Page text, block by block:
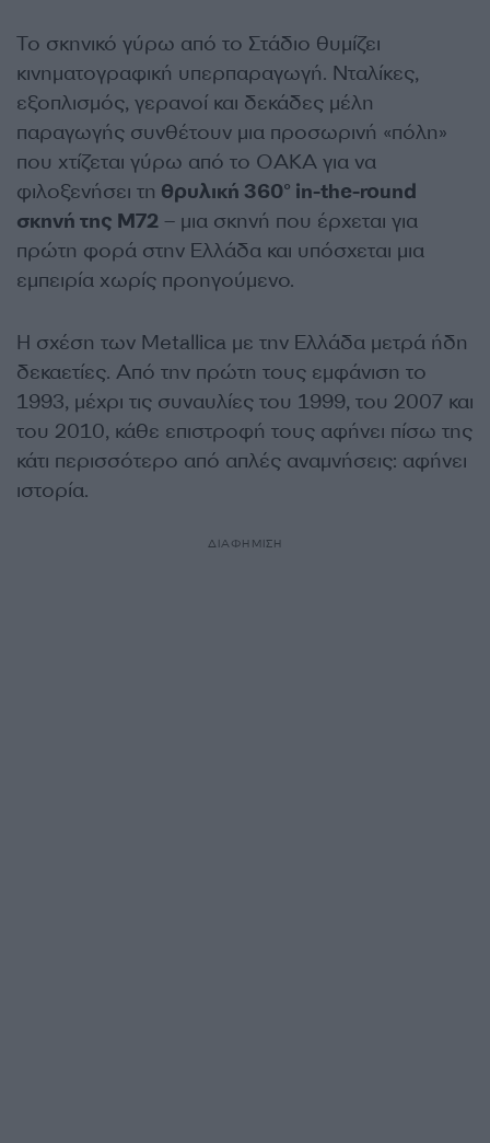
Το σκηνικό γύρω από το Στάδιο θυμίζει
κινηματογραφική υπερπαραγωγή. Νταλίκες,
εξοπλισμός, γερανοί και δεκάδες μέλη
παραγωγής συνθέτουν μια προσωρινή «πόλη»
που χτίζεται γύρω από το ΟΑΚΑ για να
φιλοξενήσει τη θρυλική 360° in-the-round
σκηνή της M72 – μια σκηνή που έρχεται για
πρώτη φορά στην Ελλάδα και υπόσχεται μια
εμπειρία χωρίς προηγούμενο.
Η σχέση των Metallica με την Ελλάδα μετρά ήδη
δεκαετίες. Από την πρώτη τους εμφάνιση το
1993, μέχρι τις συναυλίες του 1999, του 2007 και
του 2010, κάθε επιστροφή τους αφήνει πίσω της
κάτι περισσότερο από απλές αναμνήσεις: αφήνει
ιστορία.
ΔΙΑΦΗΜΙΣΗ